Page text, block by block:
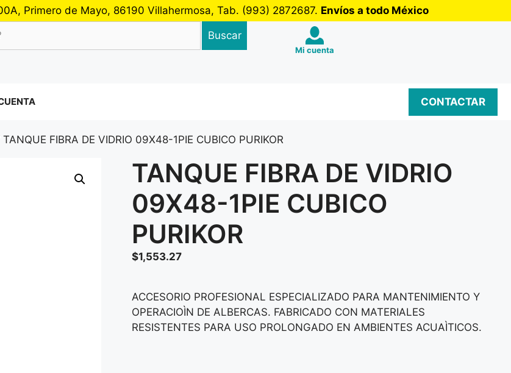
Primero de Mayo, 86190 Villahermosa, Tab. (993) 2872687. Envíos a todo México
Buscar
Mi cuenta
CONTACTAR
TANQUE FIBRA DE VIDRIO 09X48-1PIE CUBICO PURIKOR
TANQUE FIBRA DE VIDRIO
09X48-1PIE CUBICO
PURIKOR
$1,553.27
ACCESORIO PROFESIONAL ESPECIALIZADO PARA MANTENIMIENTO Y
OPERACIOÌN DE ALBERCAS. FABRICADO CON MATERIALES
RESISTENTES PARA USO PROLONGADO EN AMBIENTES ACUAÌTICOS.